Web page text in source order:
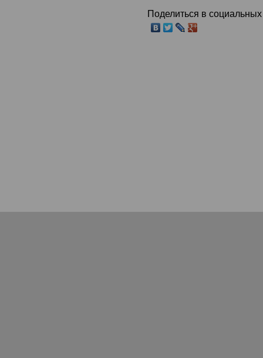
Поделиться в социальных